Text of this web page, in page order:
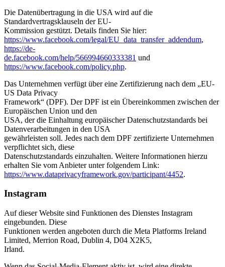
Die Datenübertragung in die USA wird auf die
Standardvertragsklauseln der EU-
Kommission gestützt. Details finden Sie hier:
https://www.facebook.com/legal/EU_data_transfer_addendum,
https://de-
de.facebook.com/help/566994660333381 und
https://www.facebook.com/policy.php.
Das Unternehmen verfügt über eine Zertifizierung nach dem „EU-
US Data Privacy
Framework“ (DPF). Der DPF ist ein Übereinkommen zwischen der
Europäischen Union und den
USA, der die Einhaltung europäischer Datenschutzstandards bei
Datenverarbeitungen in den USA
gewährleisten soll. Jedes nach dem DPF zertifizierte Unternehmen
verpflichtet sich, diese
Datenschutzstandards einzuhalten. Weitere Informationen hierzu
erhalten Sie vom Anbieter unter folgendem Link:
https://www.dataprivacyframework.gov/participant/4452.
Instagram
Auf dieser Website sind Funktionen des Dienstes Instagram
eingebunden. Diese
Funktionen werden angeboten durch die Meta Platforms Ireland
Limited, Merrion Road, Dublin 4, D04 X2K5,
Irland.